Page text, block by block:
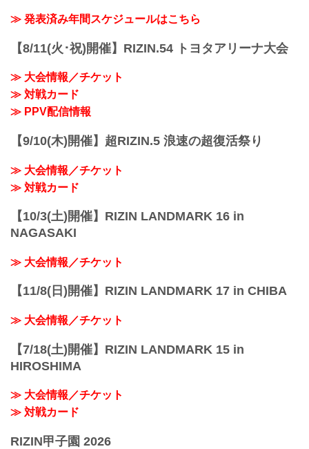
≫ 発表済み年間スケジュールはこちら
【8/11(火･祝)開催】RIZIN.54 トヨタアリーナ大会
≫ 大会情報／チケット
≫ 対戦カード
≫ PPV配信情報
【9/10(木)開催】超RIZIN.5 浪速の超復活祭り
≫ 大会情報／チケット
≫ 対戦カード
【10/3(土)開催】RIZIN LANDMARK 16 in
NAGASAKI
≫ 大会情報／チケット
【11/8(日)開催】RIZIN LANDMARK 17 in CHIBA
≫ 大会情報／チケット
【7/18(土)開催】RIZIN LANDMARK 15 in
HIROSHIMA
≫ 大会情報／チケット
≫ 対戦カード
RIZIN甲子園 2026